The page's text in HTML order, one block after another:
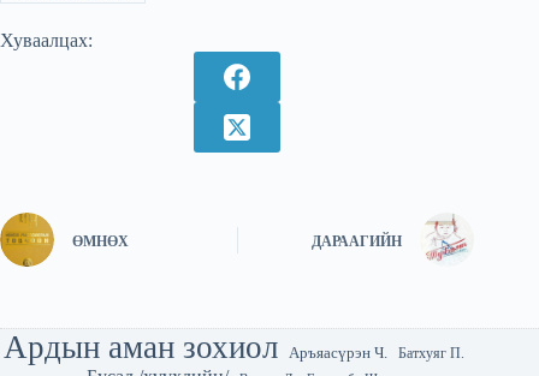
Хуваалцах:
ӨМНӨХ ДАРААГИЙН
Ардын аман зохиол Аръяасүрэн Ч. Батхуяг П.